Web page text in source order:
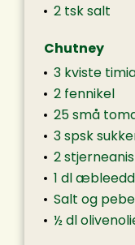
2 tsk salt
Chutney
3 kviste
2 fennikel
25 små
3 spsk
2 stjerneanis
1 dl
Salt og
½ dl